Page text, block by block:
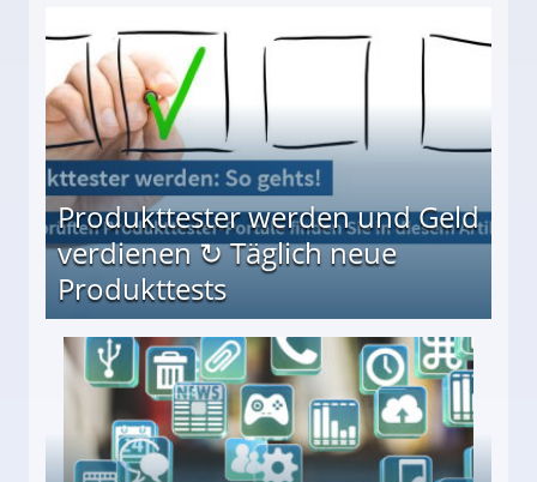
Produkttester werden und Geld
verdienen ↻ Täglich neue
Produkttests
↻ Täglich neue Produkttests